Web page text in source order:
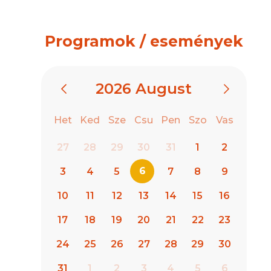
Programok / események
2026 August
Het Ked Sze Csu Pen Szo Vas
27 28 29 30 31 1 2
3 4 5 6 7 8 9
10 11 12 13 14 15 16
17 18 19 20 21 22 23
24 25 26 27 28 29 30
31 1 2 3 4 5 6